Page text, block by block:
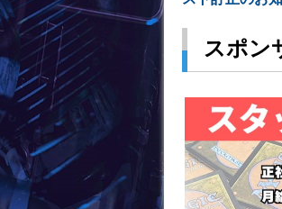
スポン